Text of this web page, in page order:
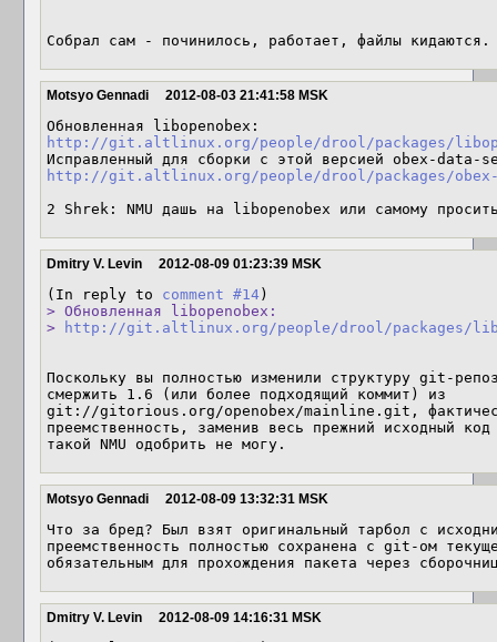
Собрал сам - починилось, работает, файлы
Motsyo Gennadi 2012-08-03 21:41:58 MSK
http://git.altlinux.org/people/drool/packages/
http://git.altlinux.org/people/drool/packages/
2 Shrek: NMU дашь на libopenobex или самому
Dmitry V. Levin 2012-08-09 01:23:39 MSK
(In reply to comment #14
> Обновленная libopenobex:
>
http://git.altlinux.org/people/drool/packages/
Поскольку вы полностью изменили структуру git-
смержить 1.6 (или более подходящий коммит) из
git://gitorious.org/openobex/mainline.git,
преемственность, заменив весь прежний исходный
такой NMU одобрить не могу.
Motsyo Gennadi 2012-08-09 13:32:31 MSK
Что за бред? Был взят оригинальный тарбол с
преемственность полностью сохранена с git-ом
обязательным для прохождения пакета через
Dmitry V. Levin 2012-08-09 14:16:31 MSK